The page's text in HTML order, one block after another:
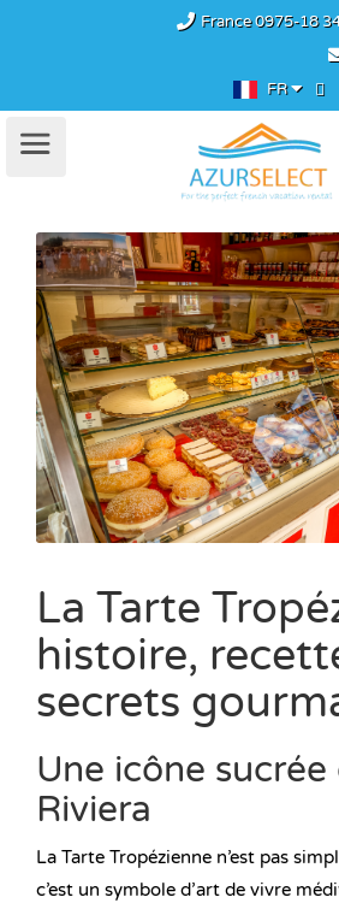
France0975-18
FR
La Tarte
histoire,
secrets
Une icône sucrée
Riviera
La Tarte Tropézienne n’est pas
c’est un symbole d’art de vivre